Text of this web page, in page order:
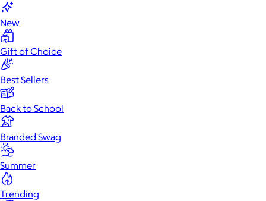
New
Gift of Choice
Best Sellers
Back to School
Branded Swag
Summer
Trending